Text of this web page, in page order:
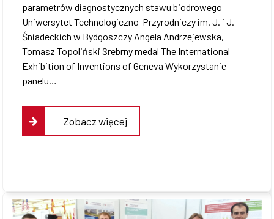
parametrów diagnostycznych stawu biodrowego
Uniwersytet Technologiczno-Przyrodniczy im. J. i J.
Śniadeckich w Bydgoszczy Angela Andrzejewska,
Tomasz Topoliński Srebrny medal The International
Exhibition of Inventions of Geneva Wykorzystanie
panelu…
Zobacz więcej